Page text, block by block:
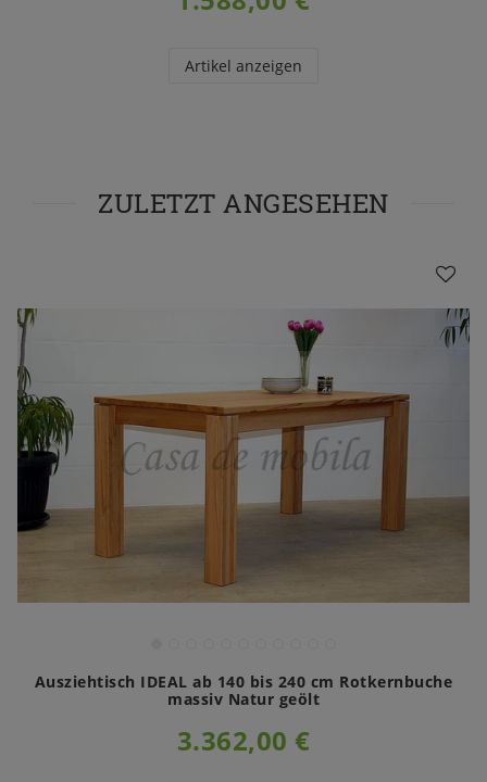
Artikel anzeigen
ZULETZT ANGESEHEN
Ausziehtisch IDEAL ab 140 bis 240 cm Rotkernbuche
massiv Natur geölt
3.362,00 €